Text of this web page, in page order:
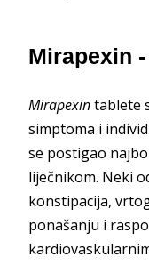
Mirapexin
Mirapexintablete
simptoma i
se postigao
liječnikom. Neki
konstipacija,
ponašanju i